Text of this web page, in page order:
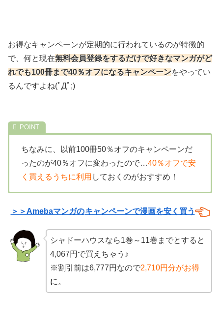
お得なキャンペーンが定期的に行われているのが特徴的
で、何と現在無料会員登録をするだけで好きなマンガがど
れでも100冊まで40％オフになるキャンペーンをやってい
るんですよね(ﾟДﾟ;)
ちなみに、以前100冊50％オフのキャンペーンだ
ったのが40％オフに変わったので…40％オフで安
く買えるうちに利用 しておくのがおすすめ！
＞＞Amebaマンガのキャンペーンで漫画を安く買う
シャドーハウスなら1巻～11巻までとすると
4,067円で買えちゃう♪
※割引前は6,777円なので2,710円分がお得
に 。